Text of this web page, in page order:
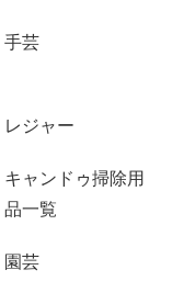
手芸
レジャー
キャンドゥ掃除用
品一覧
園芸